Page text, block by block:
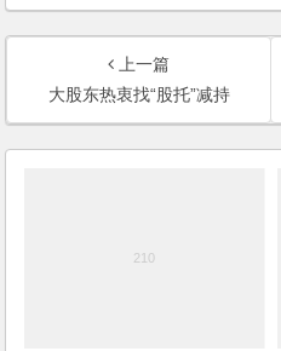
上一篇
大股东热衷找“股托”减持